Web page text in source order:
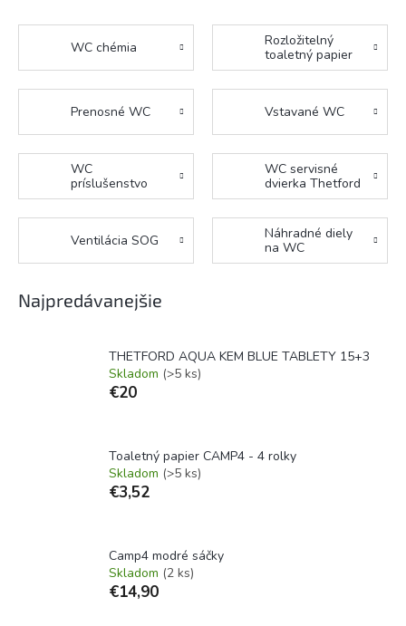
WC chémia
Rozložitelný
toaletný papier
Prenosné WC Vstavané WC
WC
príslušenstvo
WC servisné
dvierka Thetford
Ventilácia SOG
Náhradné diely
na WC
Najpredávanejšie
THETFORD AQUA KEM BLUE TABLETY 15+3
Skladom (>5 ks)
€20
Toaletný papier CAMP4 - 4 rolky
Skladom (>5 ks)
€3,52
Camp4 modré sáčky
Skladom (2 ks)
€14,90